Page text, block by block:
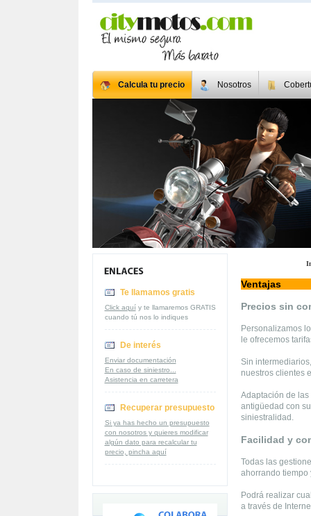
Calcula tu precio Nosotros
Te llamamos gratis
Click aquíy te llamaremos GRATIS
cuando tú nos lo indiques
De interés
Enviar documentación
En caso de siniestro...
Asistencia en carretera
Recuperar presupuesto
Si ya has hecho un presupuesto
con nosotros y quieres modificar
algún dato para recalcular tu
precio, pincha aquí
Ventajas
Precios sin
Personalizamos
le ofrecemos
Sin
nuestros clientes
Adaptación de
antigüedad con
siniestralidad.
Facilidad y
Todas las
ahorrando tiempo
Podrá realizar
a través de